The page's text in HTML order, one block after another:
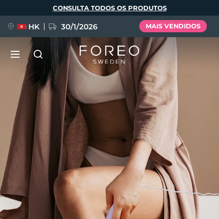
principal
CONSULTA TODOS OS PRODUTOS
HK 30/1/2026 MAIS VENDIDOS
NOVIDADE
FLIP™ play advanced
POPULAR
LUNA™ 4
Anti-aging massage
LUNA™ 4 Plus
Anti-aging massage, LED heating
LUNA™ 4 Men
For men, anti-aging massage
LUNA™ 4 mini
BEAR™ 2
Microcurrent toning device
BEAR™ 2 go
UFO™ 3
Deep facial hydration device
Idioma
English Deutsch
Español
Français
Italiano
Português
Polski
Svenska
Русский
Türkçe
简体中文 繁體中文